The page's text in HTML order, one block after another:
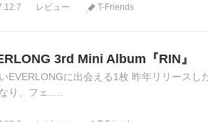
レビュー T-Friends
3rd Mini Album『RIN』
EVERLONGに出会える1枚 昨年リリース
り、フェ.....